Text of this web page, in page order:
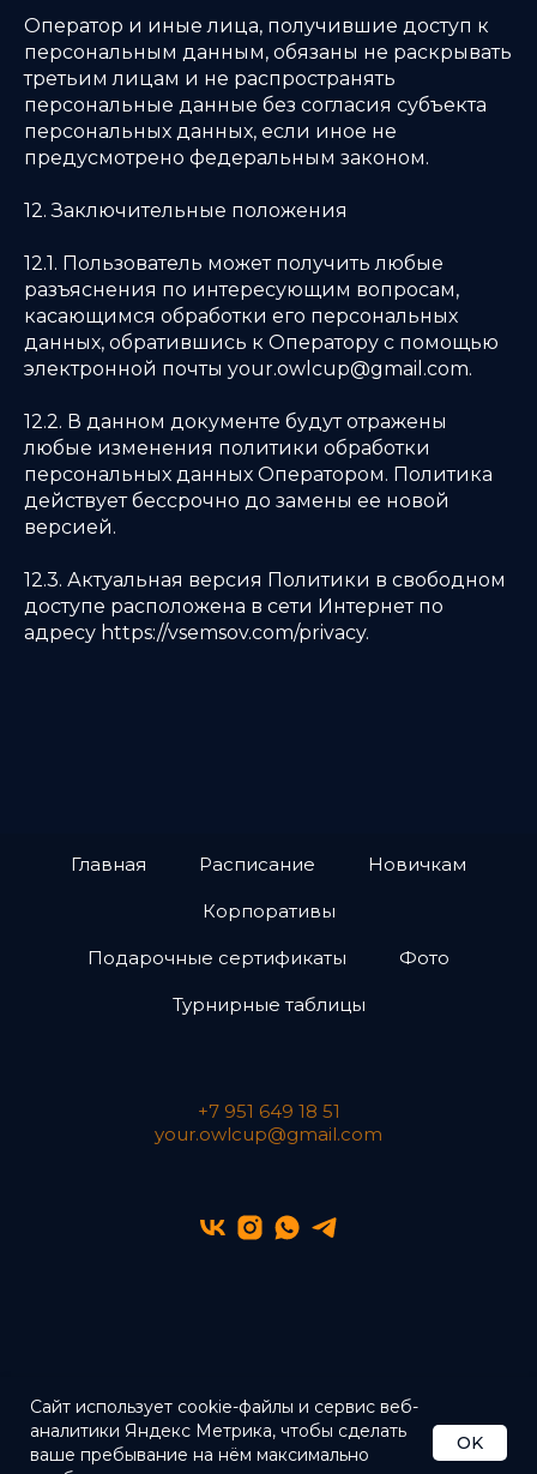
Оператор и иные лица, получившие доступ к
персональным данным, обязаны не раскрывать
третьим лицам и не распространять
персональные данные без согласия субъекта
персональных данных, если иное не
предусмотрено федеральным законом.
12. Заключительные положения
12.1. Пользователь может получить любые
разъяснения по интересующим вопросам,
касающимся обработки его персональных
данных, обратившись к Оператору с помощью
электронной почты your.owlcup@gmail.com.
12.2. В данном документе будут отражены
любые изменения политики обработки
персональных данных Оператором. Политика
действует бессрочно до замены ее новой
версией.
12.3. Актуальная версия Политики в свободном
доступе расположена в сети Интернет по
адресу https://vsemsov.com/privacy.
Сайт использует cookie-файлы и сервис веб-
аналитики Яндекс Метрика, чтобы сделать
ваше пребывание на нём максимально
OK
Главная Расписание Новичкам
Корпоративы
Подарочные сертификаты Фото
Турнирные таблицы
+7 951 649 18 51
your.owlcup@gmail.com
Политика Конфиденциальности